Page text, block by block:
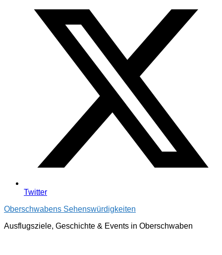
Twitter
Oberschwabens Sehenswürdigkeiten
Ausflugsziele, Geschichte & Events in Oberschwaben